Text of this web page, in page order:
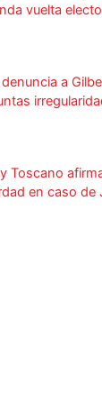
vuelta
a
Toscano
en caso de